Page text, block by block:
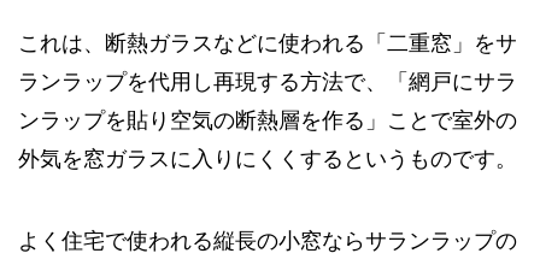
これは、断熱ガラスなどに使われる「二重窓」をサ
ランラップを代用し再現する方法で、「網戸にサラ
ンラップを貼り空気の断熱層を作る」ことで室外の
外気を窓ガラスに入りにくくするというものです。
よく住宅で使われる縦長の小窓ならサランラップの